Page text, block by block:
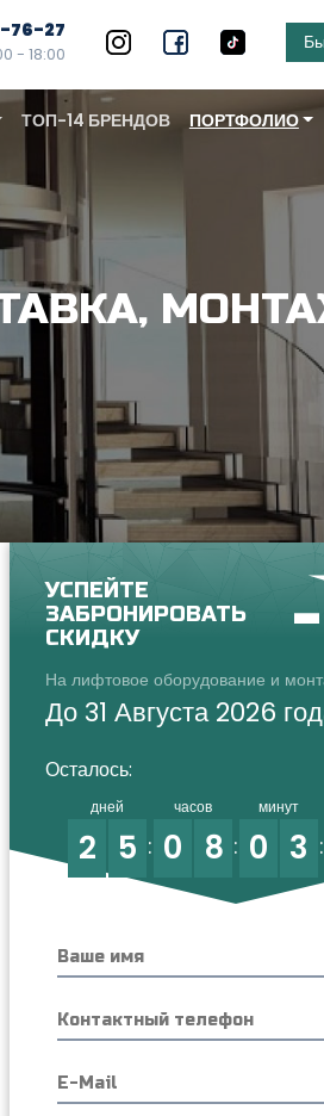
76-27
- 18:00
ТОП-14 БРЕНДОВ ПОРТФОЛИО
УСПЕЙТЕ
ЗАБРОНИРОВАТЬ
СКИДКУ
На лифтовое оборудование и
До 31 Августа 2026
Осталось:
дней
2 5
часов
0 8
минут
0 3